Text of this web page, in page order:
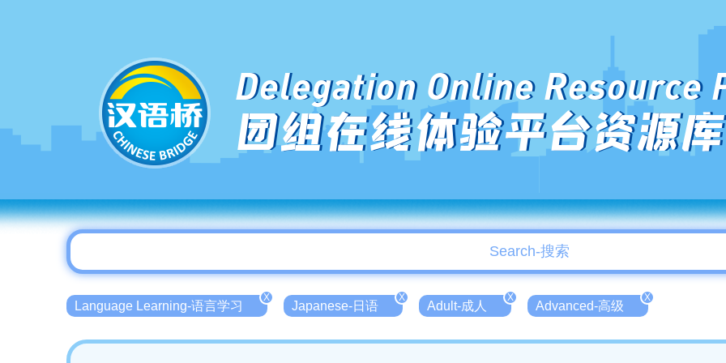
Delegation Online Resource
团组在线体验平台资源库
Language Learning-语言学习
X
Japanese-日语
X
Adult-成人
X
Advanced-高级
X